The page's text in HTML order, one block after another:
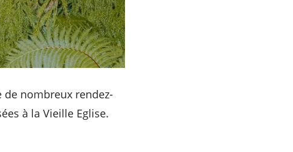
nombreux rendez-
à la Vieille Eglise.